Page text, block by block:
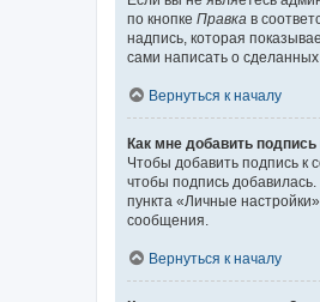
по кнопке Правка в
надпись, которая
сами написать о
Вернуться к началу
Как мне добавить
Чтобы добавить подпись к
чтобы подпись
пункта «Личные
сообщения.
Вернуться к началу